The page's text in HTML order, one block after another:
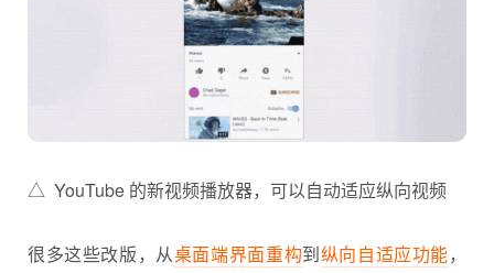
△ YouTube 的新视频播放器，可以自动适应纵向视频
很多这些改版，从桌面端界面重构到纵向自适应功能，